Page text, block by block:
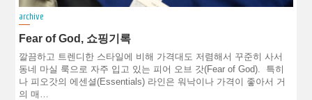
archive
Fear of God, 쇼핑기록
깔끔하고 트렌디한 스타일에 비해 가격대도 저렴해서 꾸준히 사서
동네 마실 룩으로 자주 입고 있는 피어 오브 갓(Fear of God). 특히
나 피오갓의 에센셜(Essentials) 라인은 워낙이나 가격이 좋아서 거
의 매…